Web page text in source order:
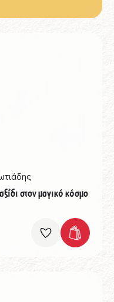
στον μαγικό κόσμο